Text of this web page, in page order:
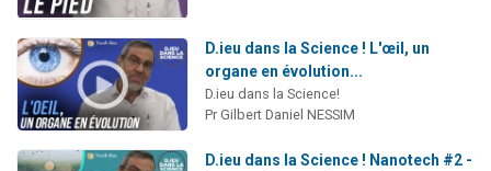
D.ieu dans la Science ! L'œil, un
organe en évolution...
D.ieu dans la Science!
Pr Gilbert Daniel NESSIM
D.ieu dans la Science ! Nanotech #2 -